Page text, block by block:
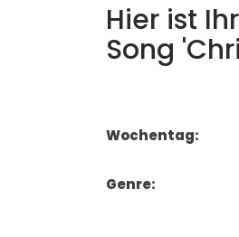
Hier ist
Song
Wochentag:
Genre: